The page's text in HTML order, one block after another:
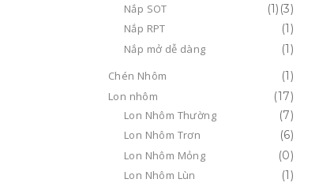
(3)
Nắp SOT
(1)
Nắp RPT
(1)
Nắp mở dễ dàng
(1)
Chén Nhôm
(1)
Lon nhôm
(17)
Lon Nhôm Thường
(7)
Lon Nhôm Trơn
(6)
Lon Nhôm Mỏng
(0)
Lon Nhôm Lùn
(1)